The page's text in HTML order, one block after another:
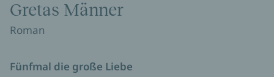
Gretas Männer
Roman
Fünfmal die große Liebe